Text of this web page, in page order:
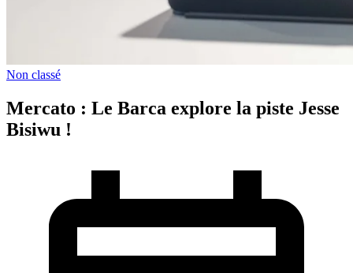
Non classé
Mercato : Le Barca explore la piste Jesse
Bisiwu !